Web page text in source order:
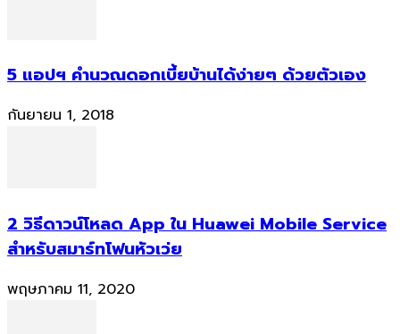
5 แอปฯ คำนวณดอกเบี้ยบ้านได้ง่ายๆ ด้วยตัวเอง
กันยายน 1, 2018
2 วิธีดาวน์โหลด App ใน Huawei Mobile Service
สำหรับสมาร์ทโฟนหัวเว่ย
พฤษภาคม 11, 2020